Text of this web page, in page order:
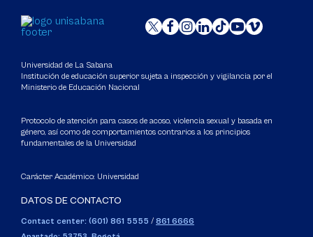
Universidad de La Sabana
Institución de educación superior sujeta a inspección y vigilancia por el
Ministerio de Educación Nacional
Protocolo de atención para casos de acoso, violencia sexual y basada en
género, así como de comportamientos contrarios a los principios
fundamentales de la Universidad
Carácter Académico: Universidad
DATOS DE CONTACTO
Contact center: (601) 861 5555 / 861 6666